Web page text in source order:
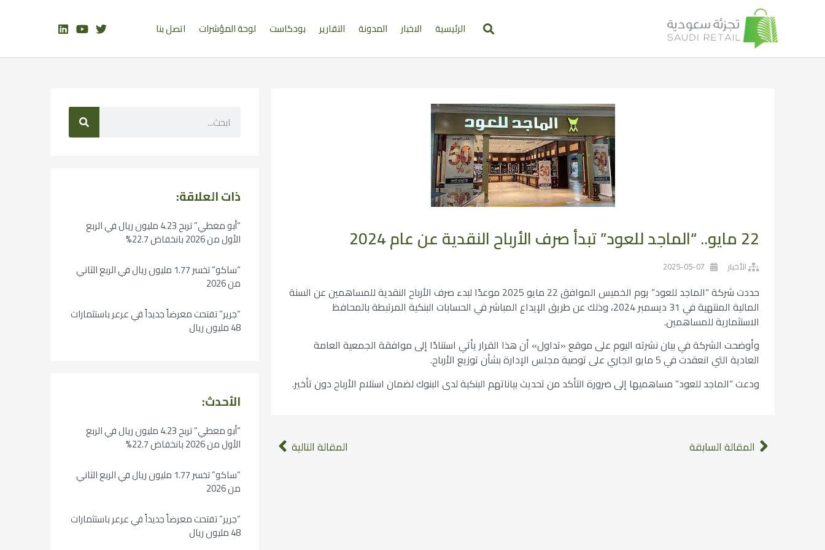
الرئيسية الاخبار المدونة التقارير بودكاست لوحة المؤشرات اتصل بنا
22 مايو.. “الماجد للعود” تبدأ صرف الأرباح النقدية عن عام 2024
الأخبار 2025-05-07
حددت شركة “الماجد للعود” يوم الخميس الموافق 22 مايو 2025 موعدًا لبدء صرف الأرباح النقدية للمساهمين عن السنة
المالية المنتهية في 31 ديسمبر 2024، وذلك عن طريق الإيداع المباشر في الحسابات البنكية المرتبطة بالمحافظ
الاستثمارية للمساهمين.
وأوضحت الشركة في بيان نشرته اليوم على موقع «تداول» أن هذا القرار يأتي استنادًا إلى موافقة الجمعية العامة
العادية التي انعقدت في 5 مايو الجاري على توصية مجلس الإدارة بشأن توزيع الأرباح.
ودعت “الماجد للعود” مساهميها إلى ضرورة التأكد من تحديث بياناتهم البنكية لدى البنوك لضمان استلام الأرباح دون تأخير.
المقالة السابقة المقالة التالية
ذات العلاقة:
“أبو معطي” تربح 4.23 مليون ريال في الربع
الأول من 2026 بانخفاض 22.7%
“ساكو” تخسر 1.77 مليون ريال في الربع الثاني
من 2026
“جرير” تفتحت معرضاً جديداً في عرعر باستثمارات
48 مليون ريال
الأحدث:
“أبو معطي” تربح 4.23 مليون ريال في الربع
الأول من 2026 بانخفاض 22.7%
“ساكو” تخسر 1.77 مليون ريال في الربع الثاني
من 2026
“جرير” تفتحت معرضاً جديداً في عرعر باستثمارات
48 مليون ريال